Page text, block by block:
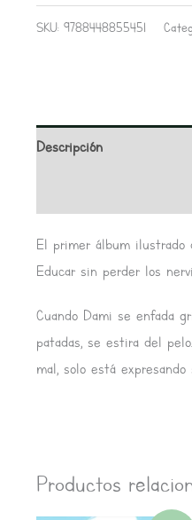
SKU: 9788448855451
Descripción
El primer álbum ilustrado
Educar sin perder los
Cuando Dami se enfada
patadas, se estira del
mal, solo está expresando
Productos